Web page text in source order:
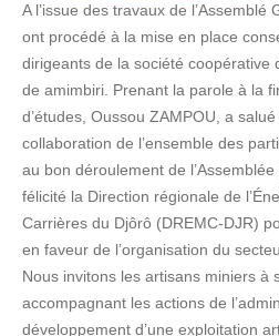
A l’issue des travaux de
ont procédé à la mise en place
dirigeants de la société coopérative
de amimbiri. Prenant la parole à la
d’études, Oussou ZAMPOU, a
collaboration de l’ensemble des
au bon déroulement de
félicité la Direction régionale de
Carrières du Djôrô (DREMC-DJR)
en faveur de l’organisation du
Nous invitons les artisans miniers à
accompagnant les actions de
développement d’une exploitation